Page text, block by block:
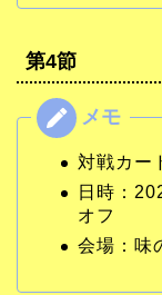
第4節
対戦カー
日時：
オフ
会場：味